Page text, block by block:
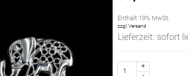
Enthält 19% MwSt.
zzgl. Versand
Lieferzeit: sofort